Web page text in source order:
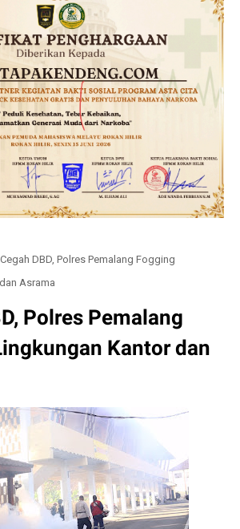
Cegah DBD, Polres Pemalang Fogging
Asrama
Polres Pemalang
Kantor dan